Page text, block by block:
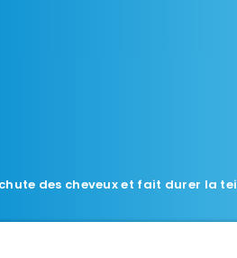
des cheveux et fait durer la